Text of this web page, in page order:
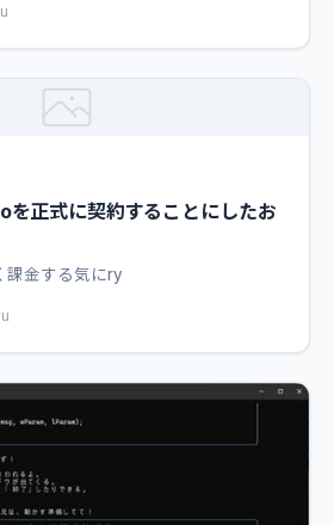
正式に契約することにしたお
課金する気にry